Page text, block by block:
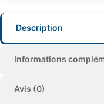
Description
Informations
Avis (0)